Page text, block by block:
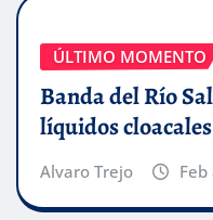
ÚLTIMO MOMENTO
Banda del Río
líquidos cloacales
Alvaro Trejo